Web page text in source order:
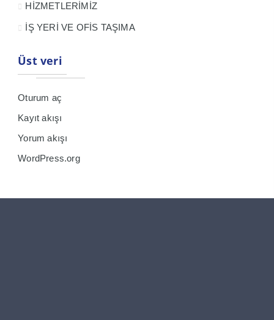
HİZMETLERİMİZ
İŞ YERİ VE OFİS TAŞIMA
Üst veri
Oturum aç
Kayıt akışı
Yorum akışı
WordPress.org